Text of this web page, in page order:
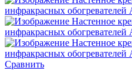
Сравнить